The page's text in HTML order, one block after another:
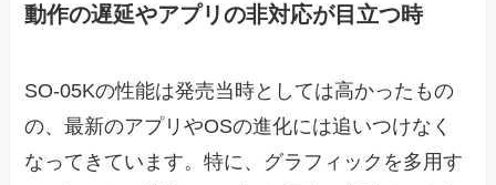
動作の遅延やアプリの非対応が目立つ時
SO-05Kの性能は発売当時としては高かったもの
の、最新のアプリやOSの進化には追いつけなく
なってきています。特に、グラフィックを多用す